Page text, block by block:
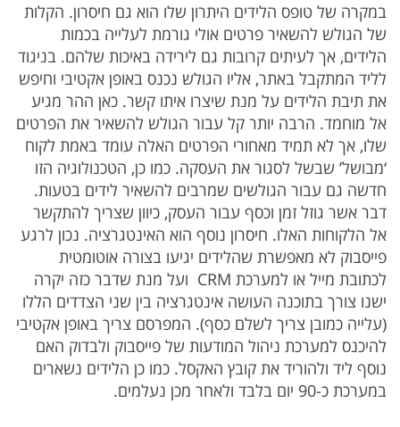
במקרה של טופס הלידים היתרון שלו הוא גם חיסרון. הקלות
של הגולש להשאיר פרטים אולי גורמת לעלייה בכמות
הלידים, אך לעיתים קרובות גם לירידה באיכות שלהם. בניגוד
לליד המתקבל באתר, אליו הגולש נכנס באופן אקטיבי וחיפש
את תיבת הלידים על מנת שיצרו איתו קשר. כאן ההר מגיע
אל מוחמד. הרבה יותר קל עבור הגולש להשאיר את הפרטים
שלו, אך לא תמיד מאחורי הפרטים האלה עומד באמת לקוח
‘מבושל’ שבשל לסגור את העסקה. כמו כן, הטכנולוגיה הזו
חדשה גם עבור הגולשים שמרבים להשאיר לידים בטעות.
דבר אשר גוזל זמן וכסף עבור העסק, כיוון שצריך להתקשר
אל הלקוחות האלו. חיסרון נוסף הוא האינטגרציה. נכון לרגע
פייסבוק לא מאפשרת שהלידים יגיעו בצורה אוטומטית
לכתובת מייל או למערכת CRM ועל מנת שדבר כזה יקרה
ישנו צורך בתוכנה העושה אינטגרציה בין שני הצדדים הללו
(עלייה כמובן צריך לשלם כסף). המפרסם צריך באופן אקטיבי
להיכנס למערכת ניהול המודעות של פייסבוק ולבדוק האם
נוסף ליד ולהוריד את קובץ האקסל. כמו כן הלידים נשארים
במערכת כ-90 יום בלבד ולאחר מכן נעלמים.